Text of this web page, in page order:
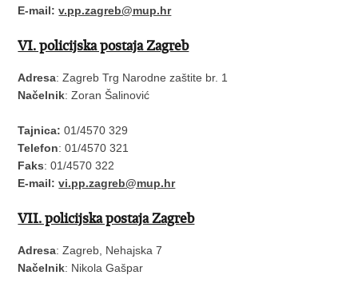
E-mail:v.pp.zagreb@mup.hr
VI. policijska postaja Zagreb
Adresa: Zagreb Trg Narodne zaštite br. 1
Načelnik: Zoran Šalinović
Tajnica:01/4570 329
Telefon: 01/4570 321
Faks: 01/4570 322
E-mail:vi.pp.zagreb@mup.hr
VII. policijska postaja Zagreb
Adresa: Zagreb, Nehajska 7
Načelnik: Nikola Gašpar